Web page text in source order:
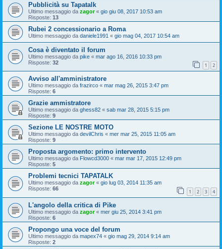
Pubblicità su Tapatalk
Ultimo messaggio da zagor« gio giu 08, 2017 10:53 am
Risposte: 13
Rubei 2 concessionario a Roma
Ultimo messaggio da daniele1991 « gio mag 04, 2017 10:54 am
Cosa è diventato il forum
Ultimo messaggio da pike « mar ago 16, 2016 10:33 pm
Risposte: 32 1 2
Avviso all'amministratore
Ultimo messaggio da frazirco « mar mag 26, 2015 3:47 pm
Risposte: 6
Grazie ammistratore
Ultimo messaggio da ghess82 « sab mar 28, 2015 5:15 pm
Risposte: 9
Sezione LE NOSTRE MOTO
Ultimo messaggio da devilChris « mer mar 25, 2015 11:05 am
Risposte: 9
Proposta argomento: primo intervento
Ultimo messaggio da Flowcd3000 « mar mar 17, 2015 12:49 pm
Risposte: 5
Problemi tecnici TAPATALK
Ultimo messaggio da zagor« gio lug 03, 2014 11:35 am
Risposte: 66 1 2 3 4
L'angolo della critica di Pike
Ultimo messaggio da zagor« mer giu 25, 2014 3:41 pm
Risposte: 6
Propongo una voce del forum
Ultimo messaggio da mapex74 « gio mag 29, 2014 9:14 am
Risposte: 2